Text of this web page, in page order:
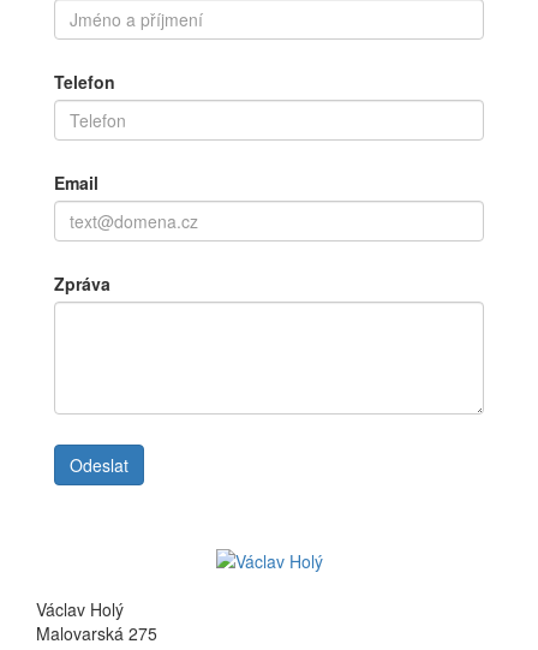
Telefon
Email
Zpráva
Václav Holý
Malovarská 275